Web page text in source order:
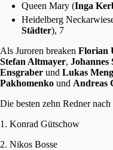
Queen Mary (Inga
Heidelberg
Städter), 7
Als Juroren breaken Florian
Stefan Altmayer, Johannes
Ensgraber und Lukas
Pakhomenko und Andreas
Die besten zehn Redner
1. Konrad Gütschow
2. Nikos Bosse